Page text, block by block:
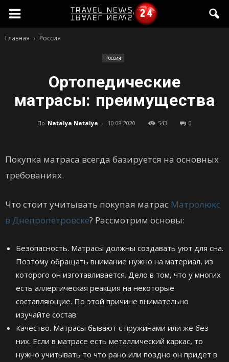
travelnews24.ru
всего
Главная Россия
Россия
Ортопедические
матрасы: преимущества
По Natalya Natalya - 10.08.2020 543 0
Покупка матраса всегда базируется на основных
требованиях.
Что стоит учитывать покупая матрас Матролюкс
в Днепропетровске? Рассмотрим основы:
Безопасность. Матрасы должны создавать уют для сна.
Поэтому обращать внимание нужно на материал, из
которого он изготавливается. Дело в том, что у многих
есть аллергическая реакция на некоторые
составляющие. По этой причине внимательно
изучайте состав.
Качество. Матрасы бывают с пружинами или же без
них. Если в матрасе есть металлический каркас, то
нужно учитывать то что рано или поздно он придет в